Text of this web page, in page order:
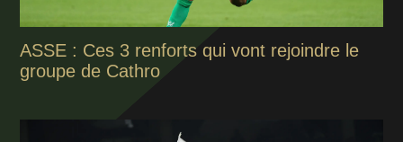
ASSE : Ces 3 renforts qui vont rejoindre le
groupe de Cathro